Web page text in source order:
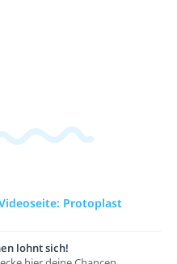
Protoplast
lohnt sich!